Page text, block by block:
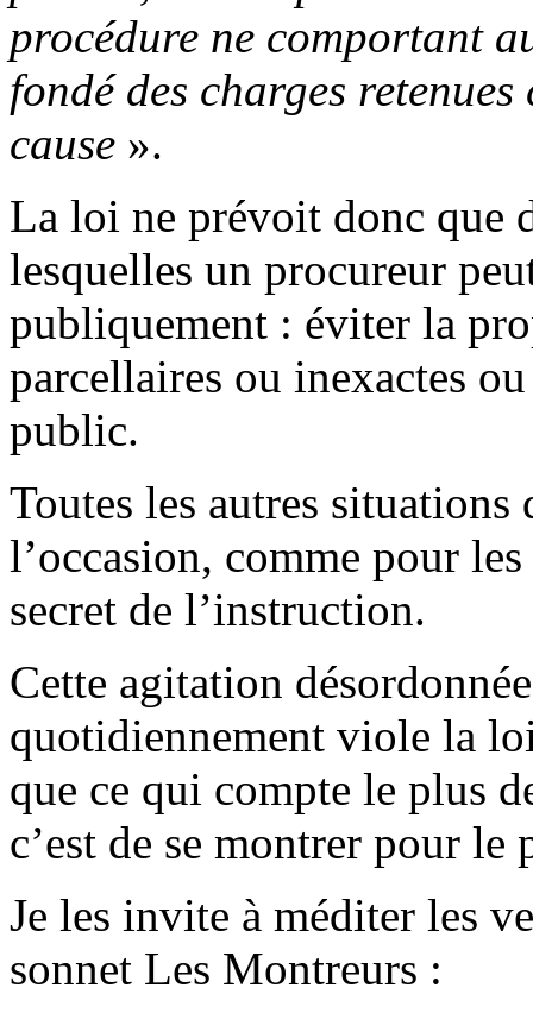
procédure ne comportant
fondé des charges
cause ».
La loi ne prévoit donc que
lesquelles un procureur
publiquement : éviter la
parcellaires ou inexactes
public.
Toutes les autres
l’occasion, comme pour
secret de l’instruction.
Cette agitation
quotidiennement viole la
que ce qui compte le plus
c’est de se montrer pour le
Je les invite à méditer les
sonnet Les Montreurs :